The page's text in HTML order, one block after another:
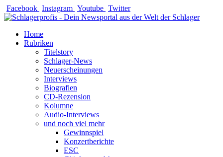
Zum
Inhalt
Facebook Instagram Youtube Twitter
Home
Rubriken
Titelstory
Schlager-News
Neuerscheinungen
Interviews
Biografien
CD-Rezension
Kolumne
Audio-Interviews
und noch viel mehr
Gewinnspiel
Konzertberichte
ESC